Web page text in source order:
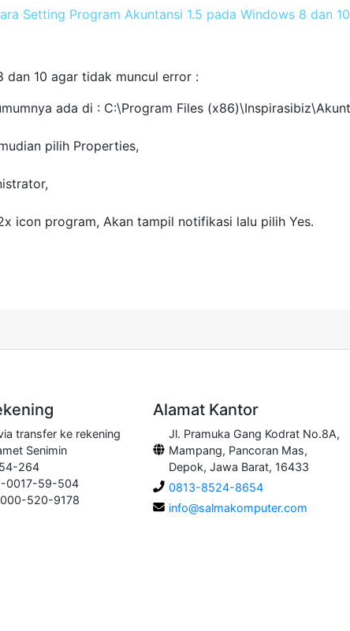
Setting Program Akuntansi 1.5 pada Windows 8 dan
dan 10 agar tidak muncul error :
ada di : C:\Program Files
pilih Properties,
icon program, Akan tampil notifikasi lalu pilih Yes.
transfer ke rekening
Senimin
264
0017-59-504
520-9178
Alamat Kantor
Jl. Pramuka Gang Kodrat No.8A,
Mampang, Pancoran Mas,
Depok, Jawa Barat, 16433
0813-8524-8654
info@salmakomputer.com